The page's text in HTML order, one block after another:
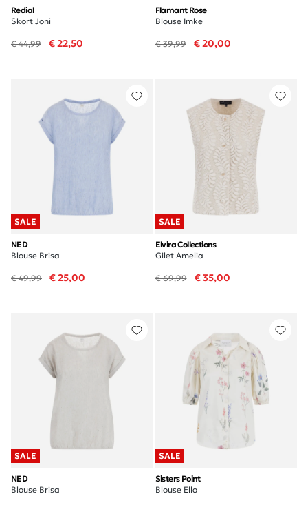
Redial
Skort Joni
€ 44,99 € 22,50
Flamant Rose
Blouse Imke
€ 39,99 € 20,00
SALE
NED
Blouse Brisa
€ 49,99 € 25,00
SALE
Elvira Collections
Gilet Amelia
€ 69,99 € 35,00
SALE
NED
Blouse Brisa
SALE
Sisters Point
Blouse Ella